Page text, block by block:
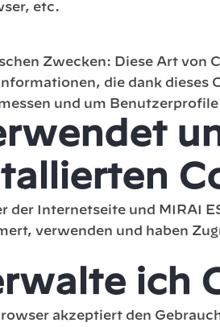
etc.
Zwecken: Diese Art von
die dank
und um
der Internetseite und MIRAI
verwenden und haben
ich
akzeptiert den